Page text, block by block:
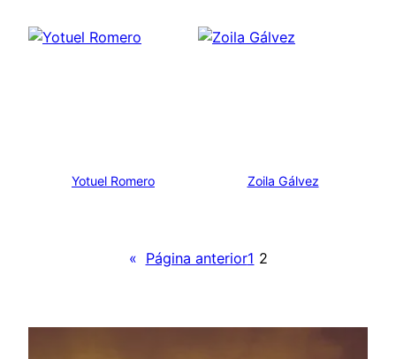
Yotuel Romero Zoila Gálvez
« Página anterior1 2